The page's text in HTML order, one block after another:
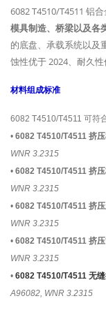
6082 T4510/T4511 铝
模具制造、桥梁以及各
的底盘、承载系统以及
蚀性优于 2024、耐久
材料组成标准
6082 T4510/T4511 可符
• 6082 T4510/T4511 挤压
WNR 3.2315
• 6082 T4510/T4511 挤压
WNR 3.2315
• 6082 T4510/T4511 挤压
WNR 3.2315
• 6082 T4510/T4511 挤压
WNR 3.2315
• 6082 T4510/T4511 无缝
A96082, WNR 3.2315